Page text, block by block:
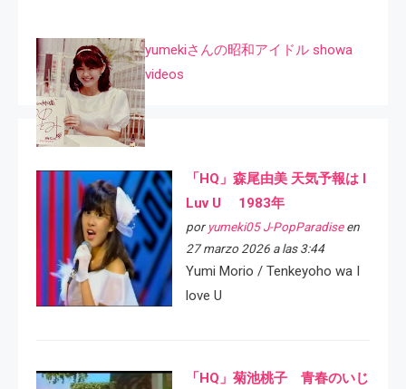
yumekiさんの昭和アイドル showa
videos
「HQ」森尾由美 天気予報は I
Luv U 1983年
por yumeki05 J-PopParadiseen
27 marzo 2026 a las 3:44
Yumi Morio / Tenkeyoho wa I
love U
「HQ」菊池桃子 青春のいじ